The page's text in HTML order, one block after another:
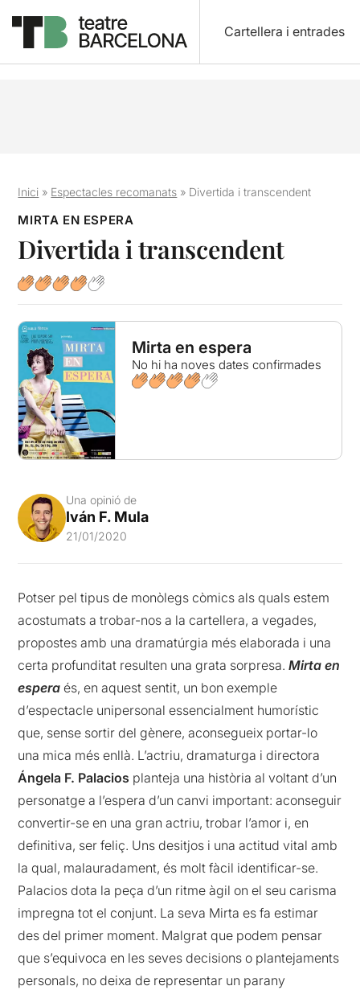
Cartellera i entrades
Inici » Espectacles recomanats » Divertida i transcendent
MIRTA EN ESPERA
Divertida i transcendent
Mirta en espera
No hi ha noves dates confirmades
Una opinió de
Iván F. Mula
21/01/2020
Potser pel tipus de monòlegs còmics als quals estem
acostumats a trobar-nos a la cartellera, a vegades,
propostes amb una dramatúrgia més elaborada i una
certa profunditat resulten una grata sorpresa.Mirta en
espera és, en aquest sentit, un bon exemple
d’espectacle unipersonal essencialment humorístic
que, sense sortir del gènere, aconsegueix portar-lo
una mica més enllà. L’actriu, dramaturga i directora
Ángela F. Palacios planteja una història al voltant d’un
personatge a l’espera d’un canvi important: aconseguir
convertir-se en una gran actriu, trobar l’amor i, en
definitiva, ser feliç. Uns desitjos i una actitud vital amb
la qual, malauradament, és molt fàcil identificar-se.
Palacios dota la peça d’un ritme àgil on el seu carisma
impregna tot el conjunt. La seva Mirta es fa estimar
des del primer moment. Malgrat que podem pensar
que s’equivoca en les seves decisions o plantejaments
personals, no deixa de representar un parany